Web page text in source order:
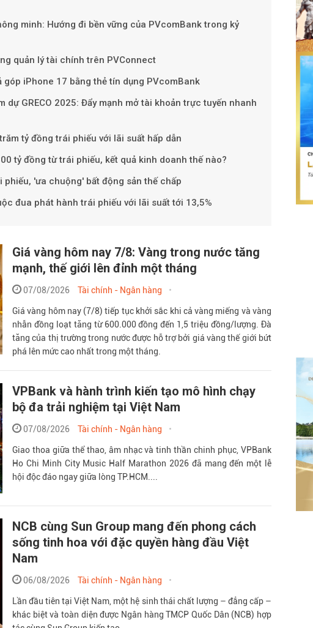
Theo Sở hữu trí tuệ
minh: Hướng đi bền vững của PVcomBank trong kỷ
quản lý tài chính trên PVConnect
iPhone 17 bằng thẻ tín dụng PVcomBank
dự GRECO 2025: Đẩy mạnh mở tài khoản trực tuyến nhanh
tỷ đồng trái phiếu với lãi suất hấp dẫn
tỷ đồng từ trái phiếu, kết quả kinh doanh thế nào?
phiếu, 'ưa chuộng' bất động sản thế chấp
đua phát hành trái phiếu với lãi suất tới 13,5%
Giá vàng hôm nay 7/8: Vàng trong nước tăng
mạnh, thế giới lên đỉnh một tháng
07/08/2026 Tài chính - Ngân hàng
Giá vàng hôm nay (7/8) tiếp tục khởi sắc khi cả vàng miếng và vàng
nhẫn đồng loạt tăng từ 600.000 đồng đến 1,5 triệu đồng/lượng. Đà
tăng của thị trường trong nước được hỗ trợ bởi giá vàng thế giới bứt
phá lên mức cao nhất trong một tháng.
VPBank và hành trình kiến tạo mô hình chạy
bộ đa trải nghiệm tại Việt Nam
07/08/2026 Tài chính - Ngân hàng
Giao thoa giữa thể thao, âm nhạc và tinh thần chinh phục, VPBank
Ho Chi Minh City Music Half Marathon 2026 đã mang đến một lễ
hội độc đáo ngay giữa lòng TP.HCM....
NCB cùng Sun Group mang đến phong cách
sống tinh hoa với đặc quyền hàng đầu Việt
Nam
06/08/2026 Tài chính - Ngân hàng
Lần đầu tiên tại Việt Nam, một hệ sinh thái chất lượng – đẳng cấp –
khác biệt và toàn diện được Ngân hàng TMCP Quốc Dân (NCB) hợp